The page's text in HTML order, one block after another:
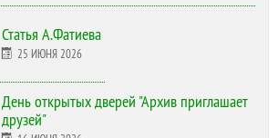
Статья А.Фатиева
25 ИЮНЯ 2026
День открытых дверей "Архив приглашает
друзей"